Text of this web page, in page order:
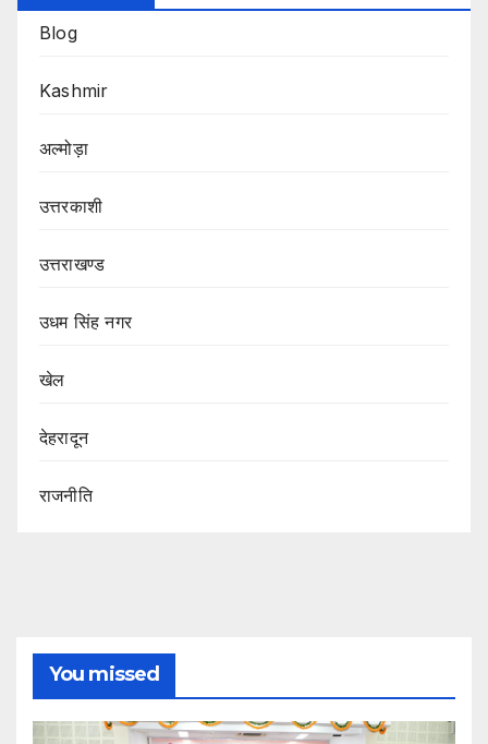
Blog
Kashmir
अल्मोड़ा
उत्तरकाशी
उत्तराखण्ड
उधम सिंह नगर
खेल
देहरादून
राजनीति
You missed